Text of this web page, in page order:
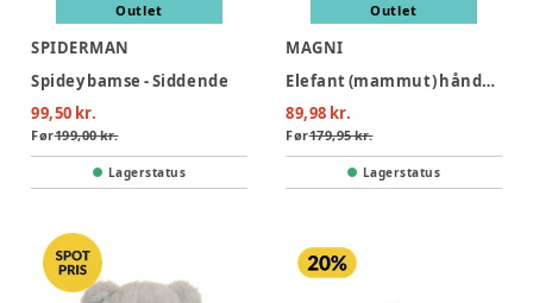
Outlet
SPIDERMAN
Spidey bamse - Siddende
99,50 kr.
Før199,00 kr.
Lagerstatus
Outlet
MAGNI
Elefant (mammut) hånddukke 25 cm.
89,98 kr.
Før179,95 kr.
Lagerstatus